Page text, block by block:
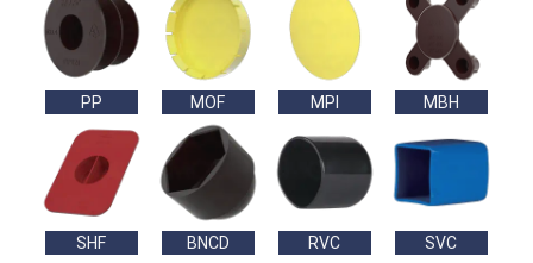
PP MOF MPI MBH
SHF BNCD RVC SVC